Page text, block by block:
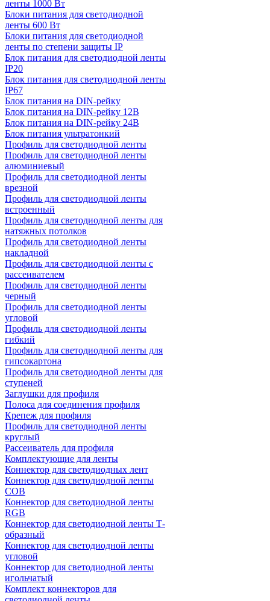
ленты 1000 Вт
Блоки питания для светодиодной
ленты 600 Вт
Блоки питания для светодиодной
ленты по степени защиты IP
Блок питания для светодиодной ленты
IP20
Блок питания для светодиодной ленты
IP67
Блок питания на DIN-рейку
Блок питания на DIN-рейку 12В
Блок питания на DIN-рейку 24В
Блок питания ультратонкий
Профиль для светодиодной ленты
Профиль для светодиодной ленты
алюминиевый
Профиль для светодиодной ленты
врезной
Профиль для светодиодной ленты
встроенный
Профиль для светодиодной ленты для
натяжных потолков
Профиль для светодиодной ленты
накладной
Профиль для светодиодной ленты с
рассеивателем
Профиль для светодиодной ленты
черный
Профиль для светодиодной ленты
угловой
Профиль для светодиодной ленты
гибкий
Профиль для светодиодной ленты для
гипсокартона
Профиль для светодиодной ленты для
ступеней
Заглушки для профиля
Полоса для соединения профиля
Крепеж для профиля
Профиль для светодиодной ленты
круглый
Рассеиватель для профиля
Комплектующие для ленты
Коннектор для светодиодных лент
Коннектор для светодиодной ленты
COB
Коннектор для светодиодной ленты
RGB
Коннектор для светодиодной ленты Т-
образный
Коннектор для светодиодной ленты
угловой
Коннектор для светодиодной ленты
игольчатый
Комплект коннекторов для